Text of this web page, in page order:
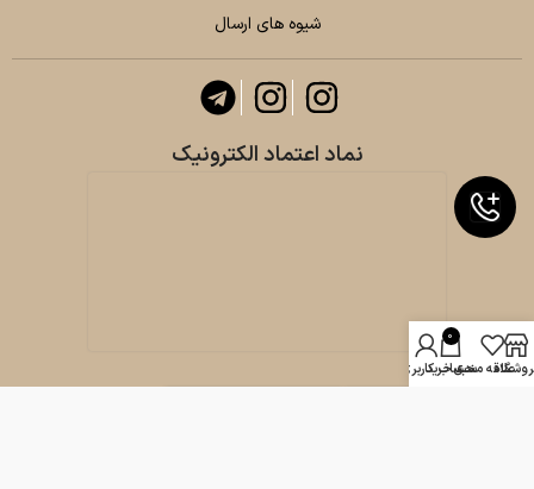
شیوه های ارسال
نماد اعتماد الکترونیک
علاقه مندی
0
سبد خرید
حساب کاربری من